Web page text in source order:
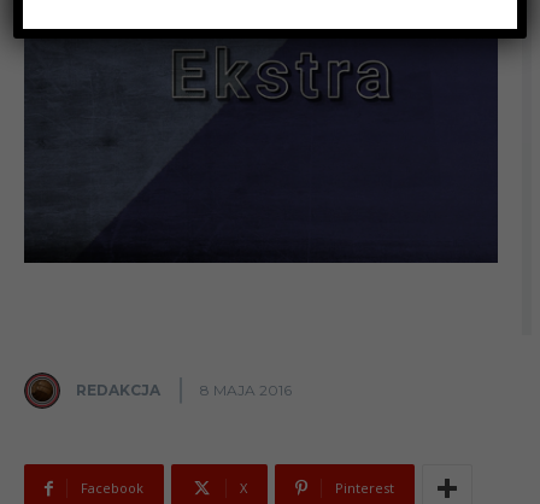
REDAKCJA 8 MAJA 2016
Facebook X Pinterest